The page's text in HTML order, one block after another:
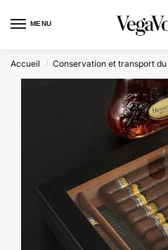
MENU
Accueil / Conservation et transport